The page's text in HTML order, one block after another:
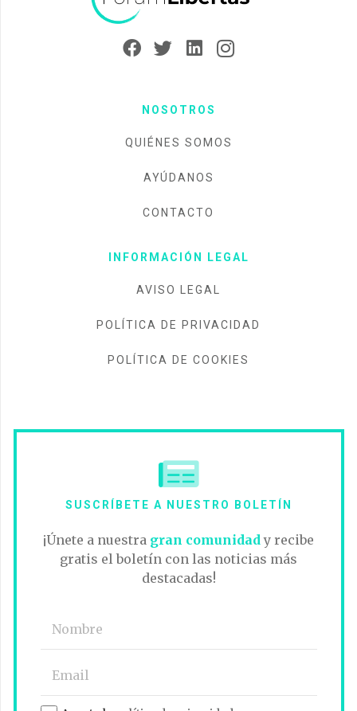
NOSOTROS
QUIÉNES SOMOS
AYÚDANOS
CONTACTO
INFORMACIÓN LEGAL
AVISO LEGAL
POLÍTICA DE PRIVACIDAD
POLÍTICA DE COOKIES
SUSCRÍBETE A NUESTRO BOLETÍN
¡Únete a nuestra gran comunidad y recibe
gratis el boletín con las noticias más
destacadas!